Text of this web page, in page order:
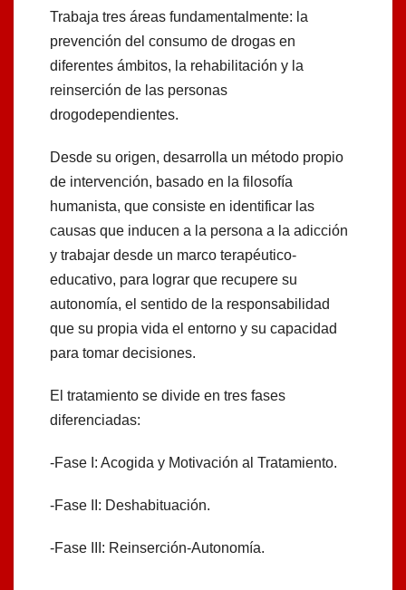
Trabaja tres áreas fundamentalmente: la
prevención del consumo de drogas en
diferentes ámbitos, la rehabilitación y la
reinserción de las personas
drogodependientes.
Desde su origen, desarrolla un método propio
de intervención, basado en la filosofía
humanista, que consiste en identificar las
causas que inducen a la persona a la adicción
y trabajar desde un marco terapéutico-
educativo, para lograr que recupere su
autonomía, el sentido de la responsabilidad
que su propia vida el entorno y su capacidad
para tomar decisiones.
El tratamiento se divide en tres fases
diferenciadas:
-Fase I: Acogida y Motivación al Tratamiento.
-Fase II: Deshabituación.
-Fase III: Reinserción-Autonomía.